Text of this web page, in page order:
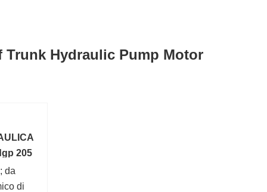
Hydraulic Pump Motor
205
da
di